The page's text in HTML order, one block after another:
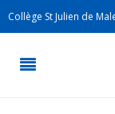
Collège St Julien de